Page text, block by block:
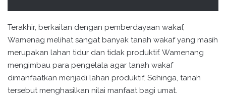
Terakhir, berkaitan dengan pemberdayaan wakaf,
Wamenag melihat sangat banyak tanah wakaf yang masih
merupakan lahan tidur dan tidak produktif. Wamenang
mengimbau para pengelala agar tanah wakaf
dimanfaatkan menjadi lahan produktif. Sehinga, tanah
tersebut menghasilkan nilai manfaat bagi umat.